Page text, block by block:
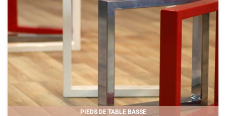
PIEDS DE TABLE BASSE